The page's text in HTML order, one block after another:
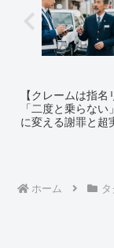
【クレームは指名
「二度と乗らない
に変える謝罪と超
ホーム